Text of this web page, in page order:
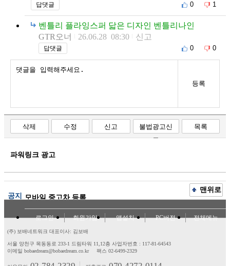
답댓글 0 1
벤틀리 플라잉스퍼 닯은 디자인 벤틀리나인
GTR오너
26.06.28 08:30 신고
답댓글 0 0
등록
삭제 수정 신고
불법광고신
고
목록
파워링크 광고
공지 모바일 중고차 등록
맨위로
로그인 회원가입 앱설치 PC버전 전체메뉴
(주) 보배네트워크 대표이사: 김보배
서울 양천구 목동동로 233-1 드림타워 11,12층 사업자번호 : 117-81-64543
이메일 bobaedream@bobaedream.co.kr
팩스 02-6499-2329